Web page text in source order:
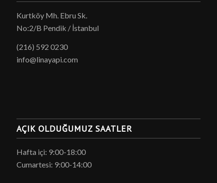
Kurtköy Mh. Ebru Sk.
No:2/B Pendik / İstanbul
(216) 592 0230
info@linayapi.com
AÇIK OLDUĞUMUZ SAATLER
Hafta içi: 9:00-18:00
Cumartesi: 9:00-14:00